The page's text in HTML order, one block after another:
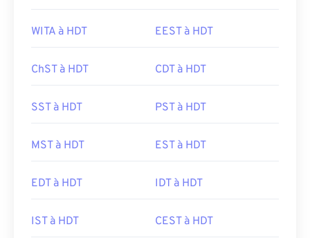
WITA à HDT EEST à HDT
ChST à HDT CDT à HDT
SST à HDT PST à HDT
MST à HDT EST à HDT
EDT à HDT IDT à HDT
IST à HDT CEST à HDT